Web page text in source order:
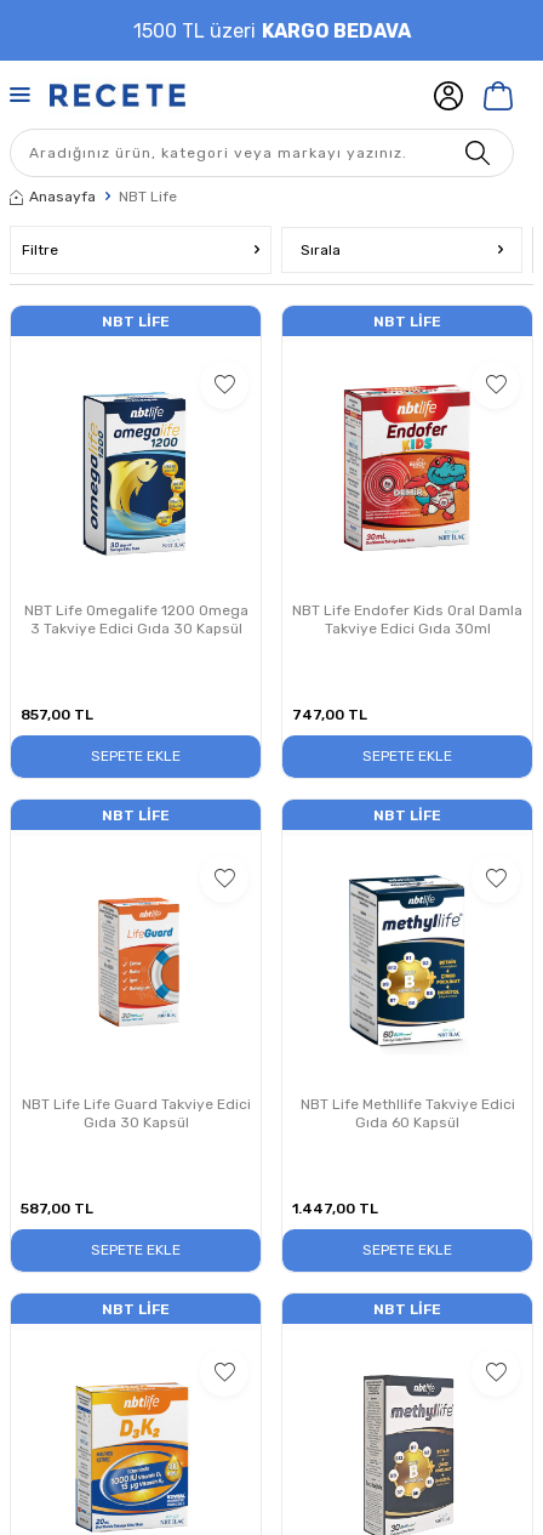
1500 TL üzeri KARGO BEDAVA
Anasayfa NBT Life
Filtre Sırala
NBT LIFE
NBT Life Omegalife 1200 Omega
3 Takviye Edici Gıda 30 Kapsül
857,00 TL
SEPETE EKLE
NBT LIFE
NBT Life Endofer Kids Oral Damla
Takviye Edici Gıda 30ml
747,00 TL
SEPETE EKLE
NBT LIFE
NBT Life Life Guard Takviye Edici
Gıda 30 Kapsül
587,00 TL
SEPETE EKLE
NBT LIFE
NBT Life Methllife Takviye Edici
Gıda 60 Kapsül
1.447,00 TL
SEPETE EKLE
NBT LIFE NBT LIFE